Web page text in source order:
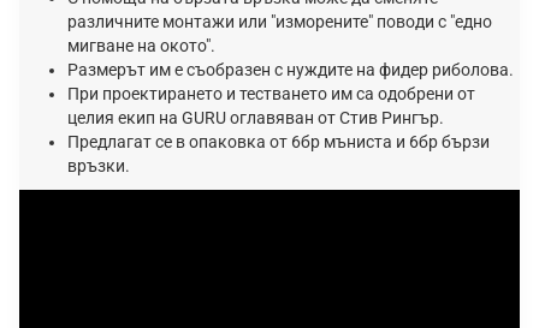
различните монтажи или "изморените" поводи с "едно
мигване на окото".
Размерът им е съобразен с нуждите на фидер риболова.
При проектирането и тестването им са одобрени от
целия екип на GURU оглавяван от Стив Рингър.
Предлагат се в опаковка от 6бр мъниста и 6бр бързи
връзки.